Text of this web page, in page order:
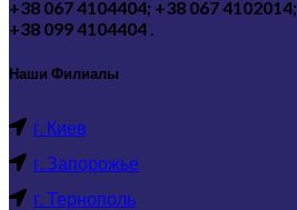
+38 067 4104404; +38 067 4102014;
+38 099 4104404
Наши Филиалы
г. Киев
г. Запорожье
г. Тернополь